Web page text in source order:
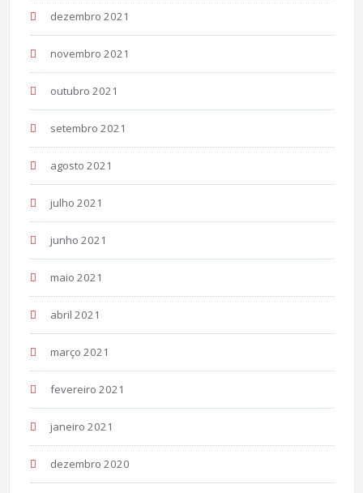
dezembro 2021
novembro 2021
outubro 2021
setembro 2021
agosto 2021
julho 2021
junho 2021
maio 2021
abril 2021
março 2021
fevereiro 2021
janeiro 2021
dezembro 2020